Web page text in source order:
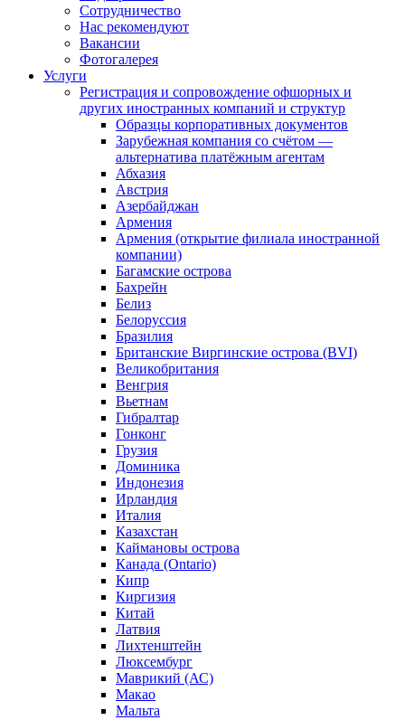
Сотрудничество
Нас рекомендуют
Вакансии
Фотогалерея
Услуги
Регистрация и сопровождение офшорных и
других иностранных компаний и структур
Образцы корпоративных документов
Зарубежная компания со счётом —
альтернатива платёжным агентам
Абхазия
Австрия
Азербайджан
Армения
Армения (открытие филиала иностранной
компании)
Багамские острова
Бахрейн
Белиз
Белоруссия
Бразилия
Британские Виргинские острова (BVI)
Великобритания
Венгрия
Вьетнам
Гибралтар
Гонконг
Грузия
Доминика
Индонезия
Ирландия
Италия
Казахстан
Каймановы острова
Канада (Ontario)
Кипр
Киргизия
Китай
Латвия
Лихтенштейн
Люксембург
Маврикий (АС)
Макао
Мальта